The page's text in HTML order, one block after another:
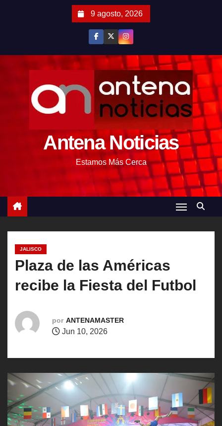
9 agosto, 2026
Antena Noticias
Estamos Más Cerca
JALISCO
Plaza de las Américas
recibe la Fiesta del Futbol
por ANTENAMASTER
Jun 10, 2026